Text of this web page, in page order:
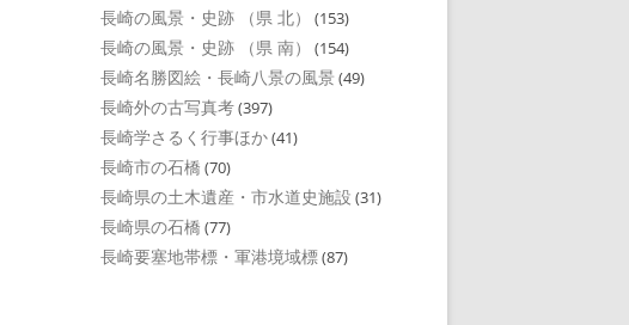
長崎の風景・史跡 （県 北） (153)
長崎の風景・史跡 （県 南） (154)
長崎名勝図絵・長崎八景の風景 (49)
長崎外の古写真考(397)
長崎学さるく行事ほか(41)
長崎市の石橋 (70)
長崎県の土木遺産・市水道史施設 (31)
長崎県の石橋 (77)
長崎要塞地帯標・軍港境域標(87)